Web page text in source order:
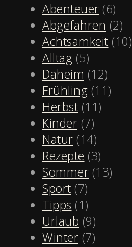
Abenteuer (6)
Abgefahren (2)
Achtsamkeit (10)
Alltag (5)
Daheim (12)
Frühling (11)
Herbst (11)
Kinder (7)
Natur (14)
Rezepte (3)
Sommer (13)
Sport (7)
Tipps (1)
Urlaub (9)
Winter (7)